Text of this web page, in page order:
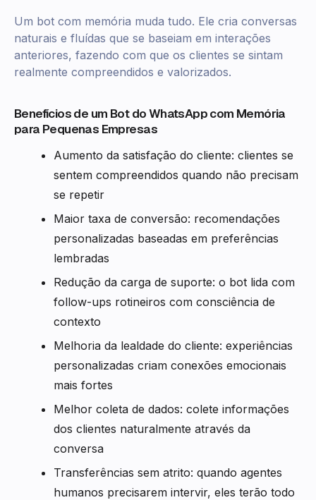
Um bot com memória muda tudo. Ele cria conversas
naturais e fluídas que se baseiam em interações
anteriores, fazendo com que os clientes se sintam
realmente compreendidos e valorizados.
Benefícios de um Bot do WhatsApp com Memória
para Pequenas Empresas
Aumento da satisfação do cliente: clientes se
sentem compreendidos quando não precisam
se repetir
Maior taxa de conversão: recomendações
personalizadas baseadas em preferências
lembradas
Redução da carga de suporte: o bot lida com
follow-ups rotineiros com consciência de
contexto
Melhoria da lealdade do cliente: experiências
personalizadas criam conexões emocionais
mais fortes
Melhor coleta de dados: colete informações
dos clientes naturalmente através da
conversa
Transferências sem atrito: quando agentes
humanos precisarem intervir, eles terão todo